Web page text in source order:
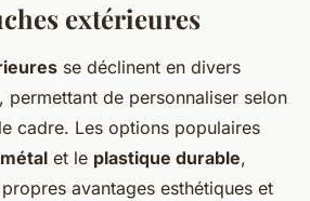
extérieures
se déclinent en divers
permettant de personnaliser selon
cadre. Les options populaires
métal et le plastique durable,
avantages esthétiques et